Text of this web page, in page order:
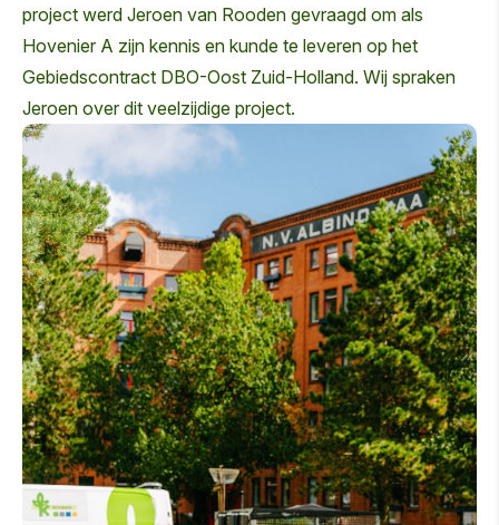
project werd Jeroen van Rooden gevraagd om als
Hovenier A zijn kennis en kunde te leveren op het
Gebiedscontract DBO-Oost Zuid-Holland. Wij spraken
Jeroen over dit veelzijdige project.